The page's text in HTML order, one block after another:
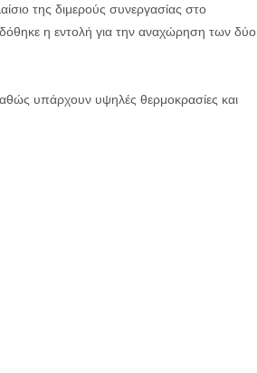
της διμερούς συνεργασίας στο
η εντολή για την αναχώρηση των δύο
υπάρχουν υψηλές θερμοκρασίες και